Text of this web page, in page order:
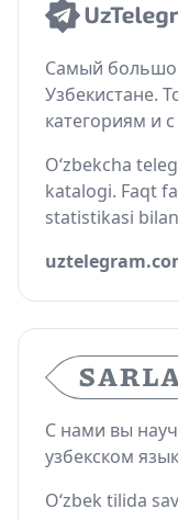
Самый
Узбекистане.
категориям и
O‘zbekcha
katalogi. Faqt
statistikasi
С нами вы
узбекском
O‘zbek tilida